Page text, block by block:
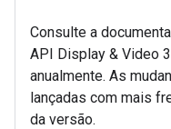
Consulte a
API Display & Video
anualmente. As
lançadas com mais
da versão.